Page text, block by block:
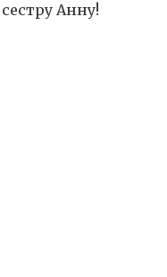
Анну!